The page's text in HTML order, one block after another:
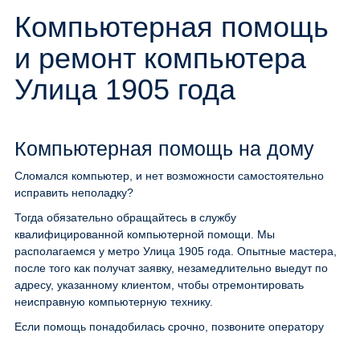
Компьютерная помощь
и ремонт компьютера
Улица 1905 года
Компьютерная помощь на дому
Сломался компьютер, и нет возможности самостоятельно
исправить неполадку?
Тогда обязательно обращайтесь в службу
квалифицированной компьютерной помощи. Мы
располагаемся у метро Улица 1905 года. Опытные мастера,
после того как получат заявку, незамедлительно выедут по
адресу, указанному клиентом, чтобы отремонтировать
неисправную компьютерную технику.
Если помощь понадобилась срочно, позвоните оператору